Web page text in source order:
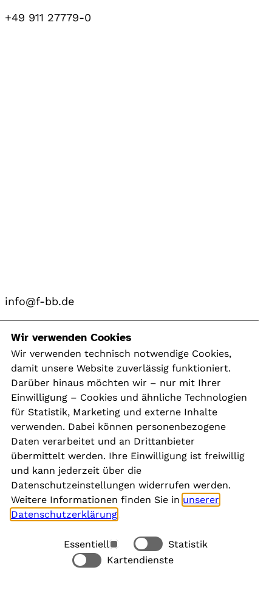
+49 911 27779-0
info@f-bb.de
Navigation
Kontakt
Presse
Aktuelles
Karriere
Newsletter
Social Media
Rechtliches
Wir verwenden Cookies
Wir verwenden technisch notwendige Cookies,
damit unsere Website zuverlässig funktioniert.
Darüber hinaus möchten wir – nur mit Ihrer
Einwilligung – Cookies und ähnliche Technologien
für Statistik, Marketing und externe Inhalte
verwenden. Dabei können personenbezogene
Daten verarbeitet und an Drittanbieter
übermittelt werden. Ihre Einwilligung ist freiwillig
und kann jederzeit über die
Datenschutzeinstellungen widerrufen werden.
Weitere Informationen finden Sie in unserer
Datenschutzerklärung
Essentiell
Statistik
Kartendienste